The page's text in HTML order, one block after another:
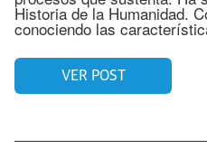
Historia de la Humanidad.
conociendo las
VER POST